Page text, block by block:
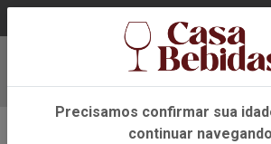
Baixe
Precisamos confirmar sua
continuar